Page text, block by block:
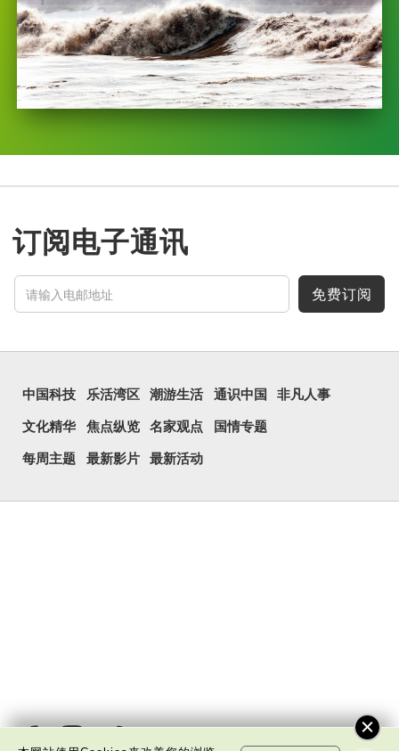
订阅电子通讯
免费订阅
中国科技 乐活湾区 潮游生活 通识中国 非凡人事
文化精华 焦点纵览 名家观点 国情专题
每周主题 最新影片 最新活动